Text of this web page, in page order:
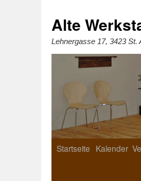
Alte
Lehnergasse 17, 3423 St.
Startseite Kalender